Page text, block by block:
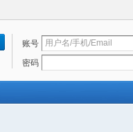
账号
密码